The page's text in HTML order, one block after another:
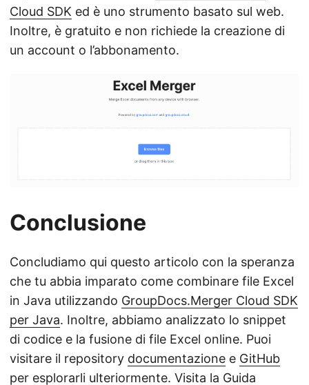
Cloud SDK ed è uno strumento basato sul web.
Inoltre, è gratuito e non richiede la creazione di
un account o l’abbonamento.
Conclusione
Concludiamo qui questo articolo con la speranza
che tu abbia imparato come combinare file Excel
in Java utilizzando GroupDocs.Merger Cloud SDK
per Java. Inoltre, abbiamo analizzato lo snippet
di codice e la fusione di file Excel online. Puoi
visitare il repository documentazione e GitHub
per esplorarli ulteriormente. Visita la Guida